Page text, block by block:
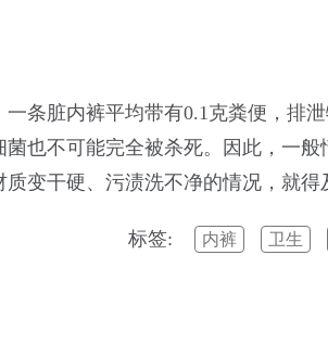
条脏内裤平均带有0.1克粪便，排
也不可能完全被杀死。因此，一
变干硬、污渍洗不净的情况，就得
标签: 内裤 卫生